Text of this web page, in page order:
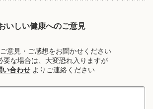
いしい健康へのご意見
意見・ご感想をお聞かせください
要な場合は、大変恐れ入りますが
い合わせ よりご連絡ください